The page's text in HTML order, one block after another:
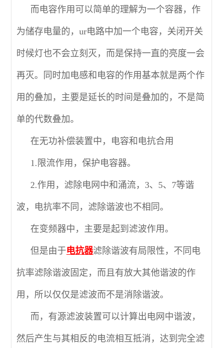
而电容作用可以简单的理解为一个容器，作
为储存电量的，ur电路中加一个电容，关闭开关
时候灯也不会立刻灭，而是保持一直的亮度一会
再灭。同时加电感和电容的作用基本就是两个作
用的叠加，主要是延长的时间是叠加的，不是简
单的代数叠加。
在无功补偿装置中，电容和电抗合用
1.限流作用，保护电容器。
2.作用，滤除电网中和涌流，3、5、7等谐
波，电抗率不同，滤除谐波也不相同。
在变频器中，主要是起到滤波作用。
但是由于电抗器滤除谐波有局限性，不同电
抗率滤除谐波固定，而且有放大其他谐波的作
用，所以仅仅是滤波而不是消除谐波。
而，有源滤波装置可以计算出电网中谐波，
然后产生与其相反的电流相互抵消，达到完全滤